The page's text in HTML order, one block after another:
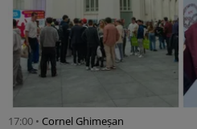
17:00 • Cornel Ghimeșan